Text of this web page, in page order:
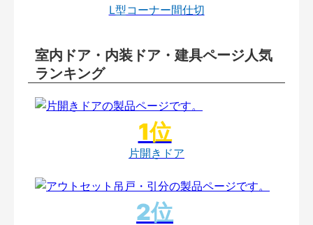
L型コーナー間仕切
室内ドア・内装ドア・建具ページ人気
ランキング
片開きドア